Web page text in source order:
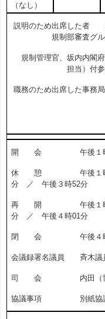
（なし）
説明のため出席した者
規制部審査グ
規制管理官、坂内内閣府
担当）付
職務のため出席した事
開 会 午後１
休 憩 午後１
分 ／ 午後３時52分
再 開 午後１
分 ／ 午後４時01分
閉 会 午後４
会議録署名議員 斉木
司 会 内田（博
協議事項 別紙協議